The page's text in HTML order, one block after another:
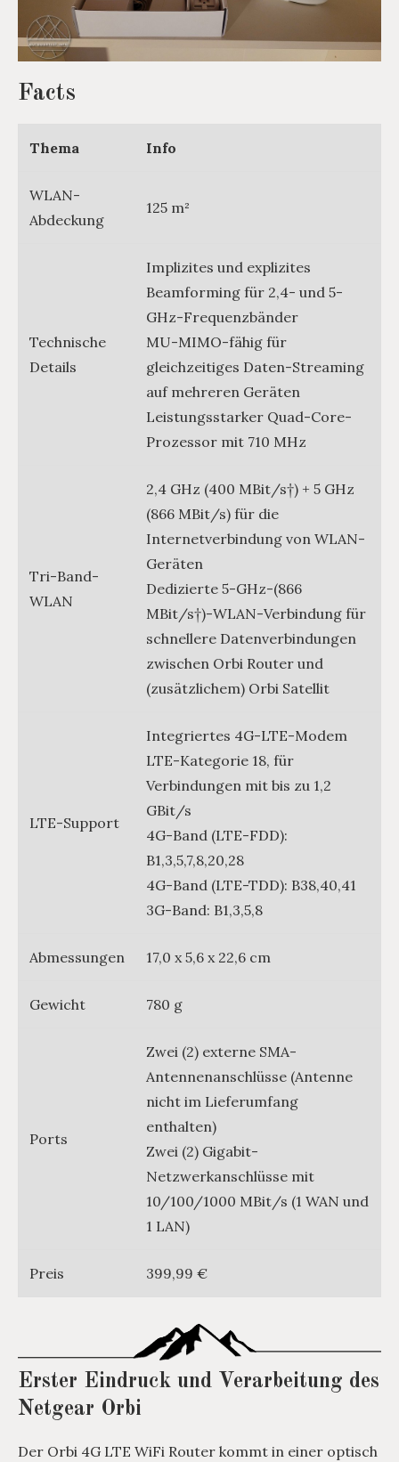
Facts
Thema Info
WLAN-
Abdeckung
125 m²
Technische
Details
Implizites und explizites
Beamforming für 2,4- und 5-
GHz-Frequenzbänder
MU-MIMO-fähig für
gleichzeitiges Daten-Streaming
auf mehreren Geräten
Leistungsstarker Quad-Core-
Prozessor mit 710 MHz
Tri-Band-
WLAN
2,4 GHz (400 MBit/s†) + 5 GHz
(866 MBit/s) für die
Internetverbindung von WLAN-
Geräten
Dedizierte 5-GHz-(866
MBit/s†)-WLAN-Verbindung für
schnellere Datenverbindungen
zwischen Orbi Router und
(zusätzlichem) Orbi Satellit
LTE-Support
Integriertes 4G-LTE-Modem
LTE-Kategorie 18, für
Verbindungen mit bis zu 1,2
GBit/s
4G-Band (LTE-FDD):
B1,3,5,7,8,20,28
4G-Band (LTE-TDD): B38,40,41
3G-Band: B1,3,5,8
Abmessungen 17,0 x 5,6 x 22,6 cm
Gewicht 780 g
Ports
Zwei (2) externe SMA-
Antennenanschlüsse (Antenne
nicht im Lieferumfang
enthalten)
Zwei (2) Gigabit-
Netzwerkanschlüsse mit
10/100/1000 MBit/s (1 WAN und
1 LAN)
Preis 399,99 €
Erster Eindruck und Verarbeitung des
Netgear Orbi
Der Orbi 4G LTE WiFi Router kommt in einer optisch